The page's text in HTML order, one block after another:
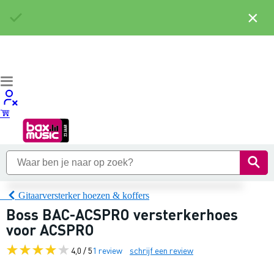
Gitaarversterker hoezen & koffers
Boss BAC-ACSPRO versterkerhoes
voor ACSPRO
4,0 / 51 review schrijf een review
×